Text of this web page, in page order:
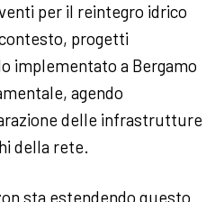
per il reintegro idrico
progetti
implementato a Bergamo
agendo
delle infrastrutture
della rete.
sta estendendo questo